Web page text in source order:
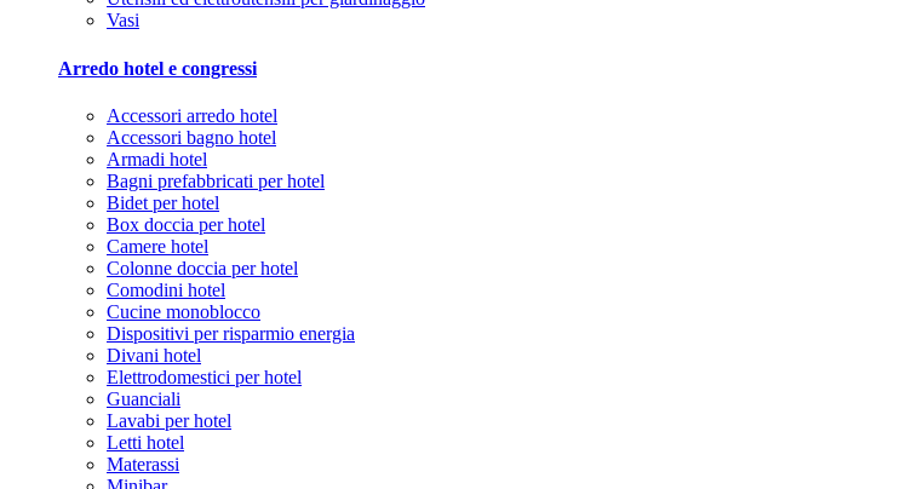
Vasi
Arredo hotel e congressi
Accessori arredo hotel
Accessori bagno hotel
Armadi hotel
Bagni prefabbricati per hotel
Bidet per hotel
Box doccia per hotel
Camere hotel
Colonne doccia per hotel
Comodini hotel
Cucine monoblocco
Dispositivi per risparmio energia
Divani hotel
Elettrodomestici per hotel
Guanciali
Lavabi per hotel
Letti hotel
Materassi